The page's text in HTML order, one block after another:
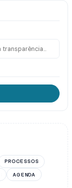
PROCESSOS
AGENDA